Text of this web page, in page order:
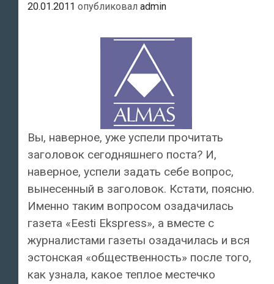
20.01.2011 опубликовал admin
Вы, наверное, уже успели прочитать
заголовок сегодняшнего поста? И,
наверное, успели задать себе вопрос,
вынесенный в заголовок. Кстати, поясню.
Именно таким вопросом озадачилась
газета «Eesti Ekspress», а вместе с
журналистами газеты озадачилась и вся
эстонская «общественность» после того,
как узнала, какое теплое местечко